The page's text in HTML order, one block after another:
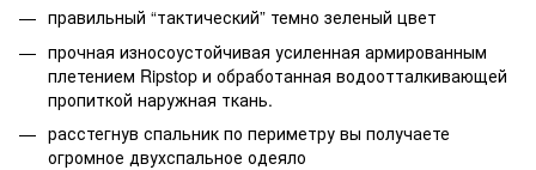
правильный “тактический” темно зеленый цвет
прочная износоустойчивая усиленная армированным
плетением Ripstop и обработанная водоотталкивающей
пропиткой наружная ткань.
расстегнув спальник по периметру вы получаете
огромное двухспальное одеяло